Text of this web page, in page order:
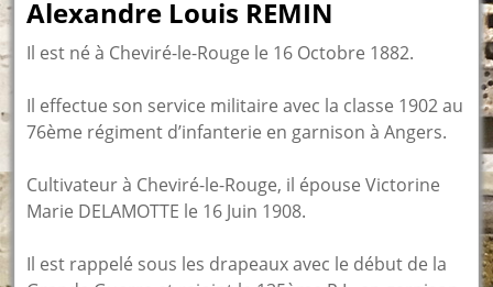
Alexandre Louis REMIN
Il est né à Cheviré-le-Rouge le 16 Octobre 1882.
Il effectue son service militaire avec la classe 1902 au
76ème régiment d’infanterie en garnison à Angers.
Cultivateur à Cheviré-le-Rouge, il épouse Victorine
Marie DELAMOTTE le 16 Juin 1908.
Il est rappelé sous les drapeaux avec le début de la